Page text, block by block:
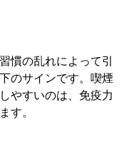
慣の乱れによって引
のサインです。喫煙
やすいのは、免疫力
す。